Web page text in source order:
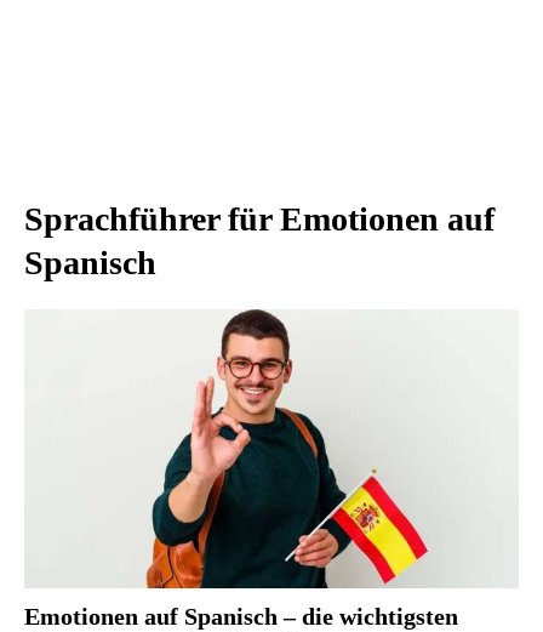
Sprachführer für Emotionen auf
Spanisch
Emotionen auf Spanisch – die wichtigsten